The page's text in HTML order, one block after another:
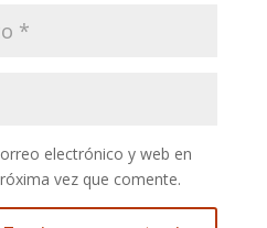
electrónico y web en
vez que comente.